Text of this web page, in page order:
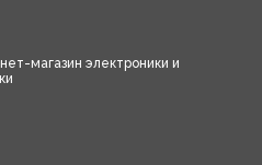
магазин электроники и